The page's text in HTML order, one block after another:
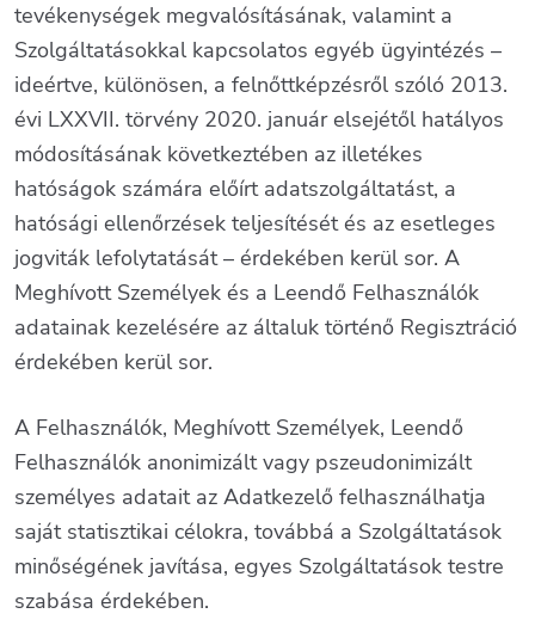
tevékenységek megvalósításának, valamint a
Szolgáltatásokkal kapcsolatos egyéb ügyintézés –
ideértve, különösen, a felnőttképzésről szóló 2013.
évi LXXVII. törvény 2020. január elsejétől hatályos
módosításának következtében az illetékes
hatóságok számára előírt adatszolgáltatást, a
hatósági ellenőrzések teljesítését és az esetleges
jogviták lefolytatását – érdekében kerül sor. A
Meghívott Személyek és a Leendő Felhasználók
adatainak kezelésére az általuk történő Regisztráció
érdekében kerül sor.
A Felhasználók, Meghívott Személyek, Leendő
Felhasználók anonimizált vagy pszeudonimizált
személyes adatait az Adatkezelő felhasználhatja
saját statisztikai célokra, továbbá a Szolgáltatások
minőségének javítása, egyes Szolgáltatások testre
szabása érdekében.